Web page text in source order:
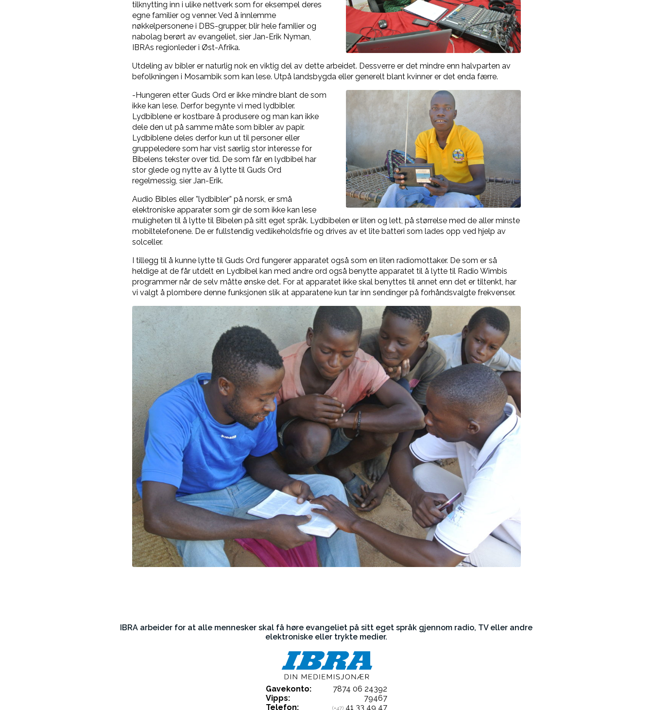
tilknytting inn i ulike nettverk som for eksempel deres
egne familier og venner. Ved å innlemme
nøkkelpersonene i DBS-grupper, blir hele familier og
nabolag berørt av evangeliet, sier Jan-Erik Nyman,
IBRAs regionleder i Øst-Afrika.
Utdeling av bibler er naturlig nok en viktig del av dette arbeidet. Dessverre er det mindre enn halvparten av
befolkningen i Mosambik som kan lese. Utpå landsbygda eller generelt blant kvinner er det enda færre.
-Hungeren etter Guds Ord er ikke mindre blant de som
ikke kan lese. Derfor begynte vi med lydbibler.
Lydbiblene er kostbare å produsere og man kan ikke
dele den ut på samme måte som bibler av papir.
Lydbiblene deles derfor kun ut til personer eller
gruppeledere som har vist særlig stor interesse for
Bibelens tekster over tid. De som får en lydbibel har
stor glede og nytte av å lytte til Guds Ord
regelmessig, sier Jan-Erik.
Audio Bibles eller ”lydbibler” på norsk, er små
elektroniske apparater som gir de som ikke kan lese
muligheten til å lytte til Bibelen på sitt eget språk. Lydbibelen er liten og lett, på størrelse med de aller minste
mobiltelefonene. De er fullstendig vedlikeholdsfrie og drives av et lite batteri som lades opp ved hjelp av
solceller.
I tillegg til å kunne lytte til Guds Ord fungerer apparatet også som en liten radiomottaker. De som er så
heldige at de får utdelt en Lydbibel kan med andre ord også benytte apparatet til å lytte til Radio Wimbis
programmer når de selv måtte ønske det. For at apparatet ikke skal benyttes til annet enn det er tiltenkt, har
vi valgt å plombere denne funksjonen slik at apparatene kun tar inn sendinger på forhåndsvalgte frekvenser.
IBRA arbeider for at alle mennesker skal få høre evangeliet på sitt eget språk gjennom radio, TV eller andre
elektroniske eller trykte medier.
Gavekonto:
7874 06 24392
Vipps:
79467
Telefon:
(+47) 41 33 49 47